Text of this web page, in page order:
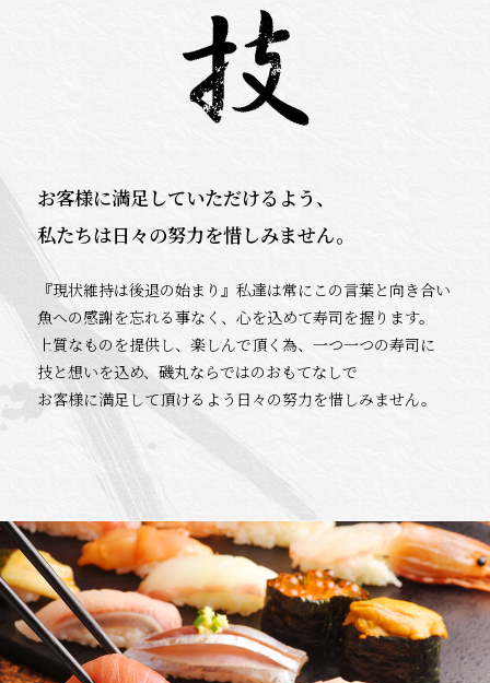
お客様に満足していただけるよう、
私たちは日々の努力を惜しみません。
『現状維持は後退の始まり』私達は常にこの言葉と向き合い
魚への感謝を忘れる事なく、心を込めて寿司を握ります。
上質なものを提供し、楽しんで頂く為、一つ一つの寿司に
技と想いを込め、磯丸ならではのおもてなしで
お客様に満足して頂けるよう日々の努力を惜しみません。